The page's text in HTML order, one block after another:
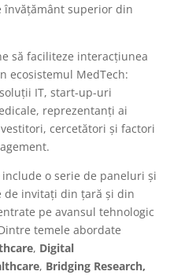
superior din
să faciliteze interacțiunea
ecosistemul MedTech:
IT, start-up-uri
reprezentanți ai
cercetători și factori
o serie de paneluri și
invitați din țară și din
pe avansul tehnologic
temele abordate
, Digital
, Bridging Research,